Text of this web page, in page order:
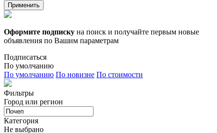
Применить
Оформите подписку на поиск и получайте первым новые
объявления по Вашим параметрам
Подписаться
По умолчанию
По умолчанию По новизне По стоимости
Фильтры
Город или регион
Категория
Не выбрано